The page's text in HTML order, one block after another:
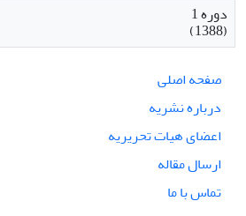
دوره 1
(1388)
صفحه اصلی
درباره نشریه
اعضای هیات تحریریه
ارسال مقاله
تماس با ما